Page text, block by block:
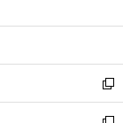
開
ウ
開
く
ン
ウ
で
開
ウ
ン
ド
ウ
新
し